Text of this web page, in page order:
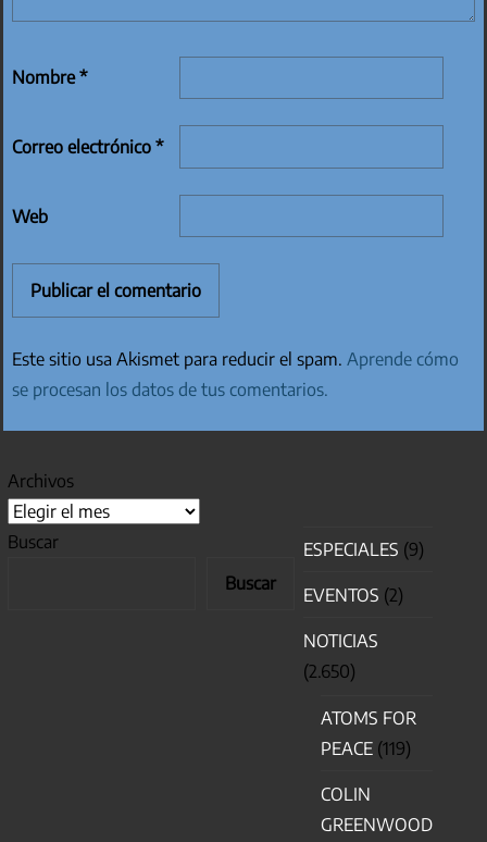
Nombre*
Correo electrónico*
Web
Este sitio usa Akismet para reducir el spam.Aprende cómo
se procesan los datos de tus comentarios.
Archivos
Buscar
Buscar
ESPECIALES (9)
EVENTOS (2)
NOTICIAS
(2.650)
ATOMS FOR
PEACE (119)
COLIN
GREENWOOD